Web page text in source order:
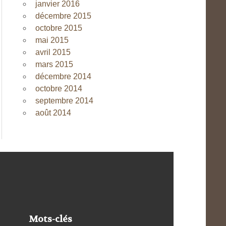
janvier 2016
décembre 2015
octobre 2015
mai 2015
avril 2015
mars 2015
décembre 2014
octobre 2014
septembre 2014
août 2014
Mots-clés